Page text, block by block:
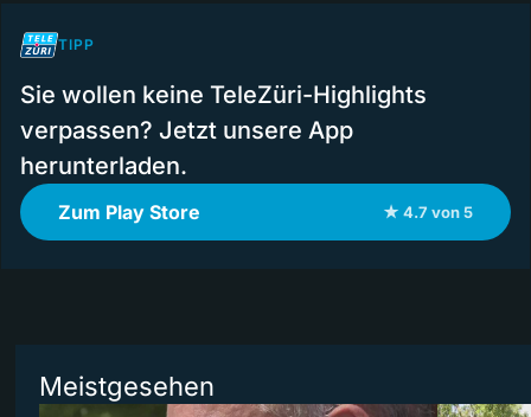
TIPP
Sie wollen keine TeleZüri-Highlights
verpassen? Jetzt unsere App
herunterladen.
Zum Play Store ★ 4.7 von 5
Meistgesehen